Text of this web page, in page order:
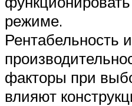
режиме.
Рентабельность и
факторы при
влияют